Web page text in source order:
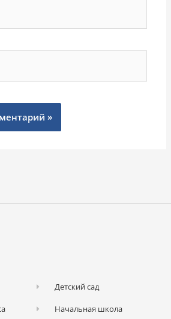
Детский сад
Начальная школа